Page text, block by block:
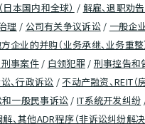
本国内和全球） / 解雇、退职劝
理 / 公司有关争议诉讼 / 一般企
企业的并购（业务承继、业务重整
事案件/ 白领犯罪/ 刑事控告和
、行政诉讼 /不动产融资、REIT（
一般民事诉讼 /IT系统开发纠纷
、其他ADR程序（非诉讼纠纷解决